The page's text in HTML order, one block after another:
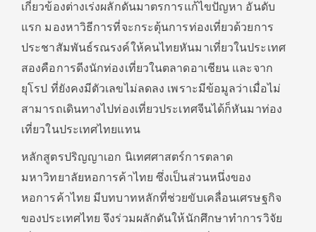
เกี่ยวข้องต่างเร่งผลักดันมาตรการแก้ไขปัญหา อันดับ
แรก มองหาวิธีการที่จะกระตุ้นการท่องเที่ยวด้วยการ
ประชาสัมพันธ์รณรงค์ให้คนไทยหันมาเที่ยวในประเทศ
สองคือการดีงนักท่องเที่ยวในตลาดอาเชียน และจาก
ยุโรป ที่ยังคงมีตัวเลขไม่ลดลง เพราะมีข้อมูลว่าเมื่อไม่
สามารถเดินทางไปท่องเที่ยวประเทศจีนได้ก็หันมาท่อง
เที่ยวในประเทศไทยแทน
หลักสูตรปริญญาเอก นิเทศศาสตร์การตลาด
มหาวิทยาลัยหอการค้าไทย ซึ่งเป็นส่วนหนึ่งของ
หอการค้าไทย มีบทบาทหลักที่ช่วยขับเคลื่อนเศรษฐกิจ
ของประเทศไทย จึงร่วมผลักดันให้นักศึกษาทำการวิจัย